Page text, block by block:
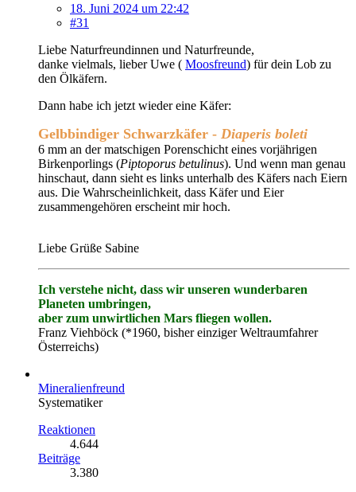
18. Juni 2024 um 22:42
#31
Liebe Naturfreundinnen und Naturfreunde,
danke vielmals, lieber Uwe ( Moosfreund) für dein Lob zu
den Ölkäfern.
Dann habe ich jetzt wieder eine Käfer:
Gelbbindiger Schwarzkäfer - Diaperis boleti
6 mm an der matschigen Porenschicht eines vorjährigen
Birkenporlings (Piptoporus betulinus). Und wenn man genau
hinschaut, dann sieht es links unterhalb des Käfers nach Eiern
aus. Die Wahrscheinlichkeit, dass Käfer und Eier
zusammengehören erscheint mir hoch.
Liebe Grüße Sabine
Ich verstehe nicht, dass wir unseren wunderbaren
Planeten umbringen,
aber zum unwirtlichen Mars fliegen wollen.
Franz Viehböck (*1960, bisher einziger Weltraumfahrer
Österreichs)
Mineralienfreund
Systematiker
Reaktionen
4.644
Beiträge
3.380